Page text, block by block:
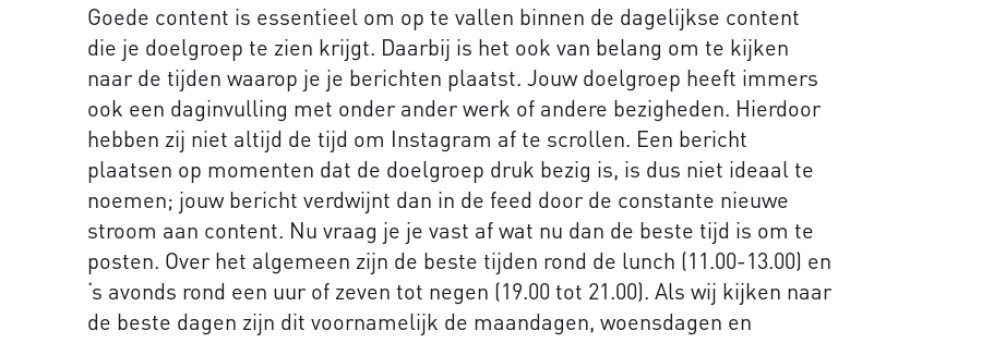
Goede content is essentieel om op te vallen binnen de dagelijkse content
die je doelgroep te zien krijgt. Daarbij is het ook van belang om te kijken
naar de tijden waarop je je berichten plaatst. Jouw doelgroep heeft immers
ook een daginvulling met onder ander werk of andere bezigheden. Hierdoor
hebben zij niet altijd de tijd om Instagram af te scrollen. Een bericht
plaatsen op momenten dat de doelgroep druk bezig is, is dus niet ideaal te
noemen; jouw bericht verdwijnt dan in de feed door de constante nieuwe
stroom aan content. Nu vraag je je vast af wat nu dan de beste tijd is om te
posten. Over het algemeen zijn de beste tijden rond de lunch (11.00-13.00) en
‘s avonds rond een uur of zeven tot negen (19.00 tot 21.00). Als wij kijken naar
de beste dagen zijn dit voornamelijk de maandagen, woensdagen en